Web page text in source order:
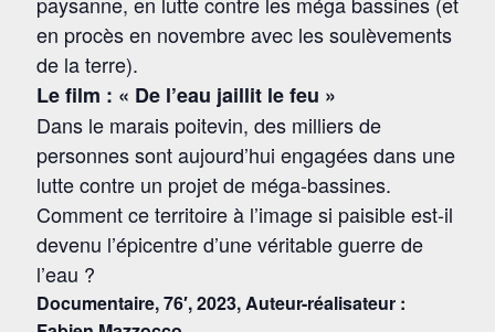
en procès en novembre avec les soulèvements
de la terre).
Le film : « De l’eau jaillit le feu »
Dans le marais poitevin, des milliers de
personnes sont aujourd’hui engagées dans une
lutte contre un projet de méga-bassines.
Comment ce territoire à l’image si paisible est-il
devenu l’épicentre d’une véritable guerre de
l’eau ?
Documentaire, 76′, 2023,Auteur-réalisateur :